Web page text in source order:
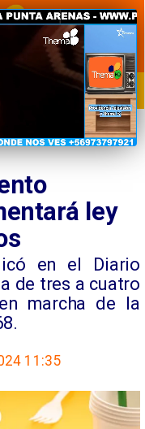
CULTURA
ley
en el Diario
de tres a cuatro
marcha de la
11:35